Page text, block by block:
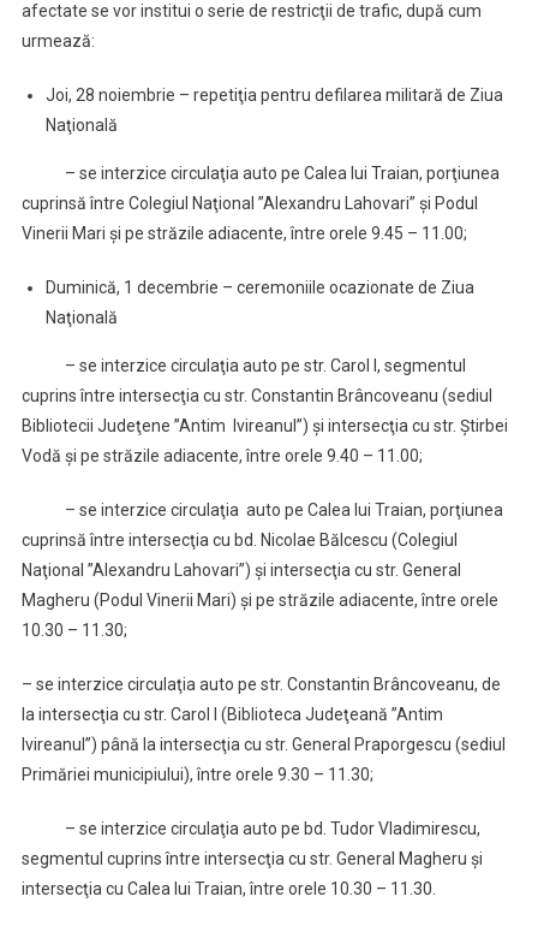
afectate se vor institui o serie de restricţii de trafic, după cum
urmează:
Joi, 28 noiembrie – repetiţia pentru defilarea militară de Ziua
Naţională
– se interzice circulaţia auto pe Calea lui Traian, porţiunea
cuprinsă între Colegiul Naţional ”Alexandru Lahovari” şi Podul
Vinerii Mari şi pe străzile adiacente, între orele 9.45 – 11.00;
Duminică, 1 decembrie – ceremoniile ocazionate de Ziua
Naţională
– se interzice circulaţia auto pe str. Carol I, segmentul
cuprins între intersecţia cu str. Constantin Brâncoveanu (sediul
Bibliotecii Judeţene ”Antim Ivireanul”) şi intersecţia cu str. Ştirbei
Vodă şi pe străzile adiacente, între orele 9.40 – 11.00;
– se interzice circulaţia auto pe Calea lui Traian, porţiunea
cuprinsă între intersecţia cu bd. Nicolae Bălcescu (Colegiul
Naţional ”Alexandru Lahovari”) şi intersecţia cu str. General
Magheru (Podul Vinerii Mari) şi pe străzile adiacente, între orele
10.30 – 11.30;
– se interzice circulaţia auto pe str. Constantin Brâncoveanu, de
la intersecţia cu str. Carol I (Biblioteca Judeţeană ”Antim
Ivireanul”) până la intersecţia cu str. General Praporgescu (sediul
Primăriei municipiului), între orele 9.30 – 11.30;
– se interzice circulaţia auto pe bd. Tudor Vladimirescu,
segmentul cuprins între intersecţia cu str. General Magheru şi
intersecţia cu Calea lui Traian, între orele 10.30 – 11.30.